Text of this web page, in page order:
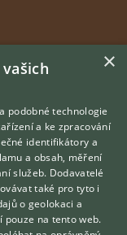
kamaráda?
poradí
ONLINE
×
podobné technologie
a ke zpracování
identifikátory a
a obsah, měření
služeb. Dodavatelé
také pro tyto i
o geolokaci a
pouze na tento web.